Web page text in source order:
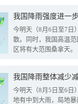
今明天（8月6日至7日
散。同时，我国高温
区将有大范围桑拿天。
我国降雨整体减少
今明天（8月5日至6日
地有中到大雨，局地暴